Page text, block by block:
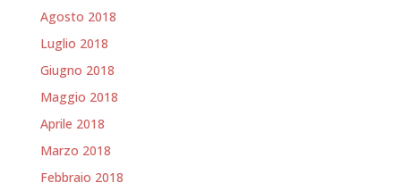
Agosto 2018
Luglio 2018
Giugno 2018
Maggio 2018
Aprile 2018
Marzo 2018
Febbraio 2018